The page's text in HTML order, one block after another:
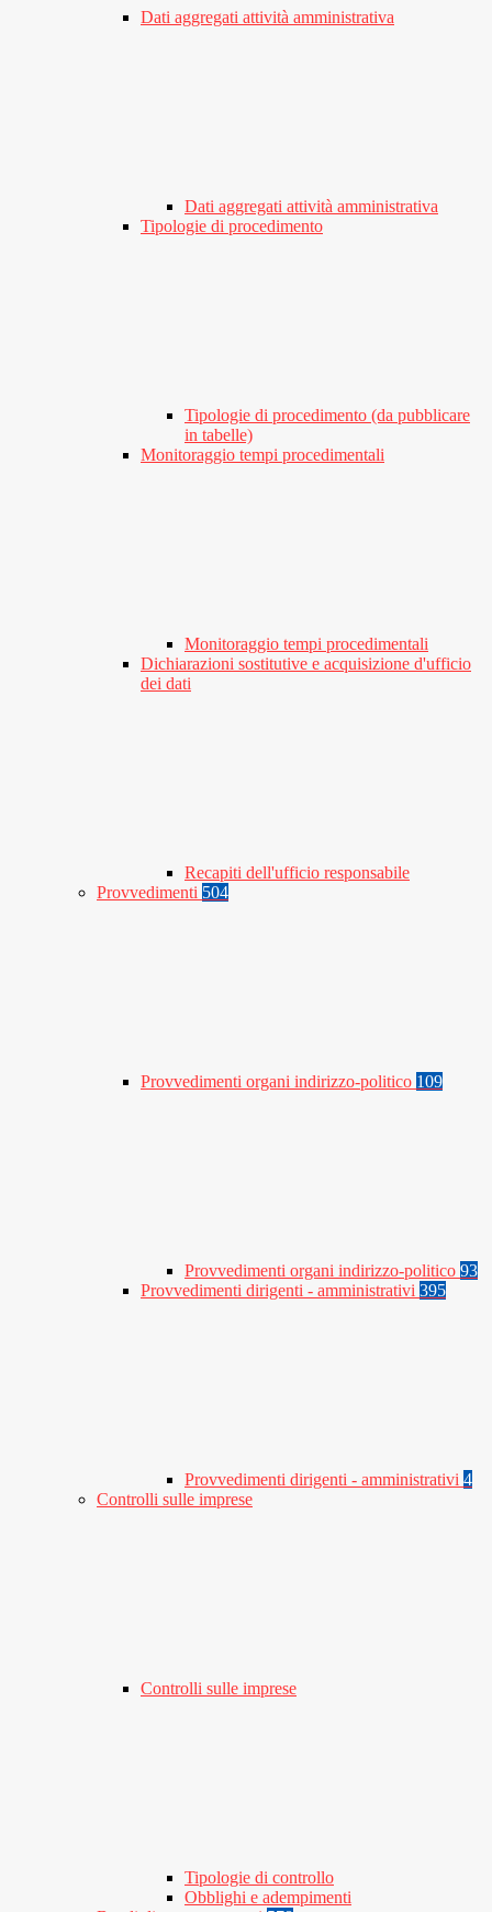
Dati aggregati attività amministrativa
Dati aggregati attività amministrativa
Tipologie di procedimento
Tipologie di procedimento (da pubblicare
in tabelle)
Monitoraggio tempi procedimentali
Monitoraggio tempi procedimentali
Dichiarazioni sostitutive e acquisizione d'ufficio
dei dati
Recapiti dell'ufficio responsabile
Provvedimenti 504
Provvedimenti organi indirizzo-politico 109
Provvedimenti organi indirizzo-politico 93
Provvedimenti dirigenti - amministrativi 395
Provvedimenti dirigenti - amministrativi 4
Controlli sulle imprese
Controlli sulle imprese
Tipologie di controllo
Obblighi e adempimenti